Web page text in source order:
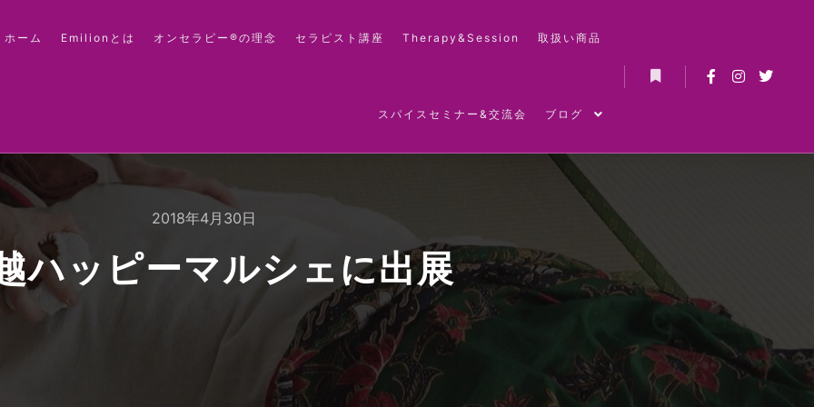
ホーム Emilionとは オンセラピー®の理念 セラピスト講座 Therapy&Session 取扱い商品
スパイスセミナー&交流会 ブログ
2018年4月30日
ハッピーマルシェに出展